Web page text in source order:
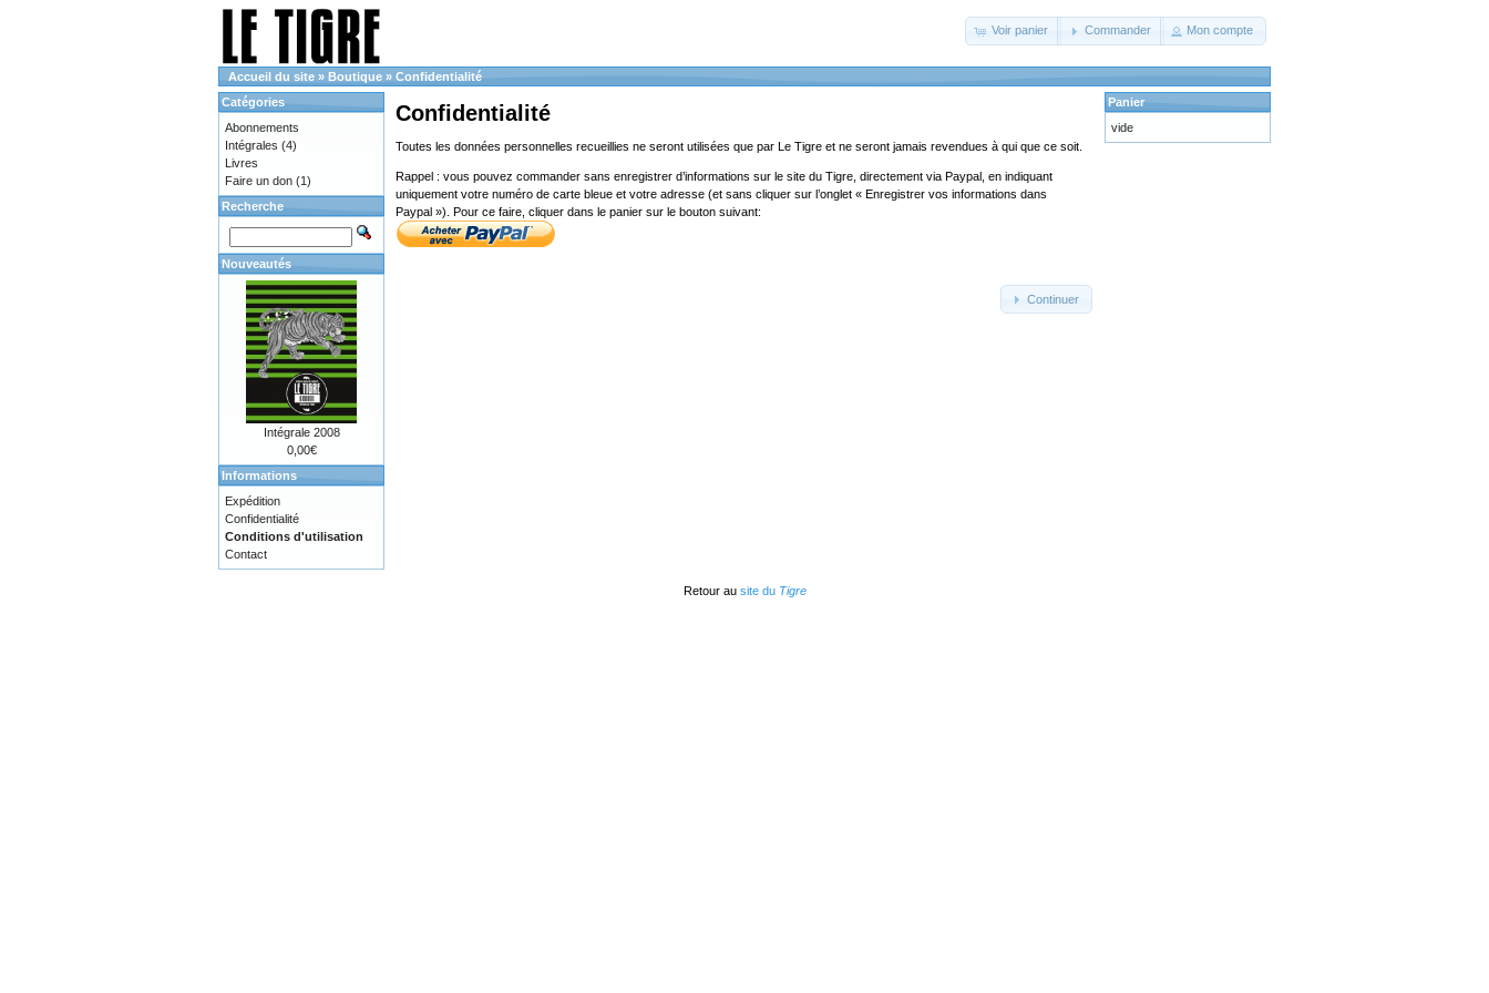
Voir panier Commander Mon compte
Accueil du site » Boutique » Confidentialité
Confidentialité
Toutes les données personnelles recueillies ne seront utilisées que par Le Tigre et ne seront jamais revendues à qui que ce soit.
Rappel : vous pouvez commander sans enregistrer d’informations sur le site du Tigre, directement via Paypal, en indiquant
uniquement votre numéro de carte bleue et votre adresse (et sans cliquer sur l’onglet « Enregistrer vos informations dans
Paypal »). Pour ce faire, cliquer dans le panier sur le bouton suivant:
Continuer
Catégories
Abonnements
Intégrales (4)
Livres
Faire un don (1)
Recherche
Nouveautés
Intégrale 2008
0,00€
Informations
Expédition
Confidentialité
Conditions d'utilisation
Contact
Panier
vide
Retour au site du Tigre